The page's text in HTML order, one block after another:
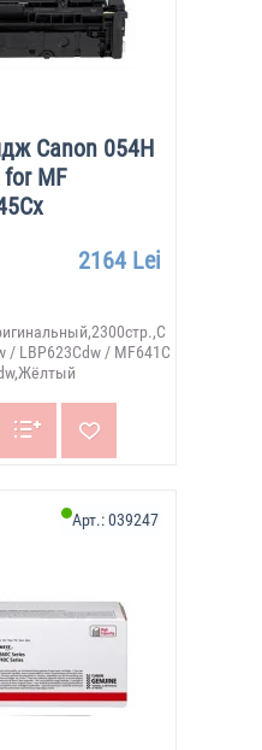
Canon 054H
MF
2164 Lei
/ LBP623Cdw / MF641C
Арт.:039247